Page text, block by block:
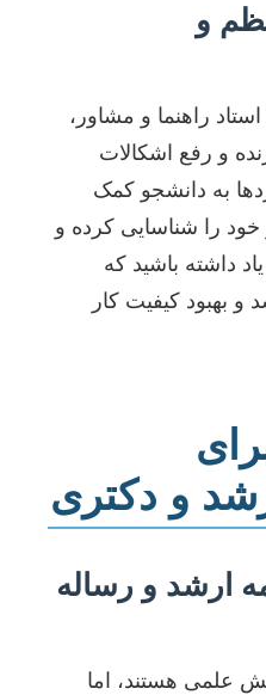
و
راهنما و مشاور،
و رفع اشکالات
به دانشجو کمک
را شناسایی کرده و
داشته باشید که
و بهبود کیفیت کار
و دکتری
ارشد و رساله
علمی هستند، اما